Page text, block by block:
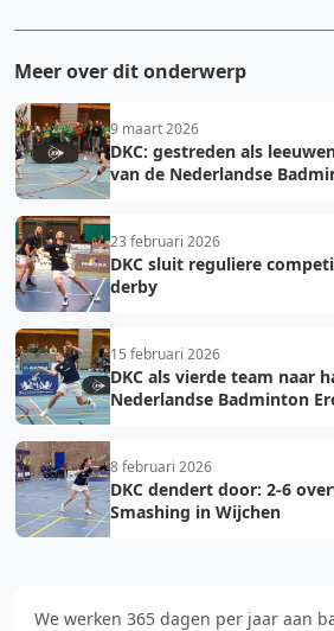
Meer over dit onderwerp
9 maart 2026
DKC: gestreden als
van de Nederlandse
23 februari 2026
DKC sluit reguliere
derby
15 februari 2026
DKC als vierde team naar
Nederlandse Badminton
8 februari 2026
DKC dendert door: 2-6
Smashing in Wijchen
We werken 365 dagen per jaar aan